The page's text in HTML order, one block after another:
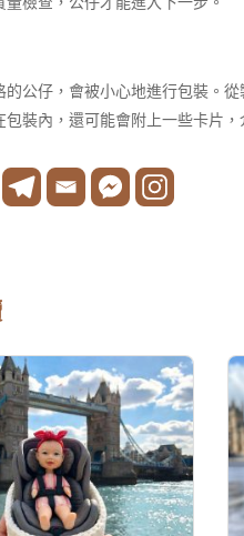
的公仔，會被小心地進行包裝。
包裝內，還可能會附上一些卡片